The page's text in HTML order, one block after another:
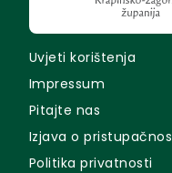
Uvjeti korištenja
Impressum
Pitajte nas
Izjava o
Politika privatnosti